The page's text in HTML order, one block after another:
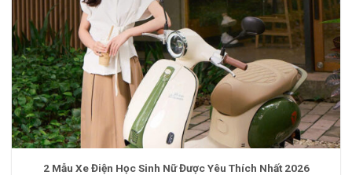
2 Mẫu Xe Điện Học Sinh Nữ Được Yêu Thích Nhất 2026